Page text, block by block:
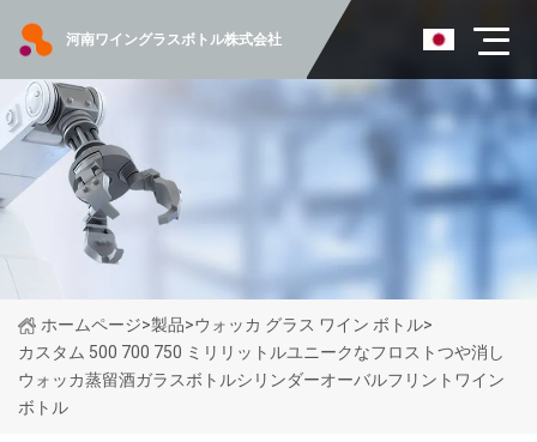
河南ワイングラスボトル株式会社
ホームページ>製品>ウォッカ グラス ワイン ボトル>
カスタム 500 700 750 ミリリットルユニークなフロストつや消し
ウォッカ蒸留酒ガラスボトルシリンダーオーバルフリントワイン
ボトル